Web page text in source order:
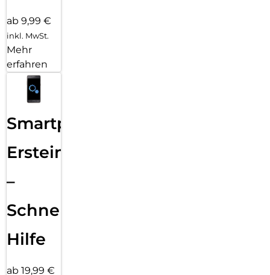
ab 9,99 €
inkl. MwSt.
Mehr
erfahren
Smartphone
Ersteinrichtung
–
Schnelle
Hilfe
ab 19,99 €